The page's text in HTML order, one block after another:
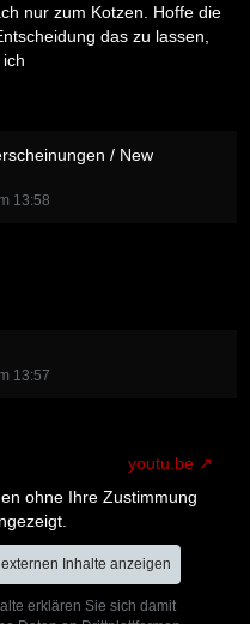
nur zum Kotzen. Hoffe die
das zu lassen,
/ New
13:58
13:57
youtu.be
ohne Ihre Zustimmung
Inhalte anzeigen
erklären Sie sich damit